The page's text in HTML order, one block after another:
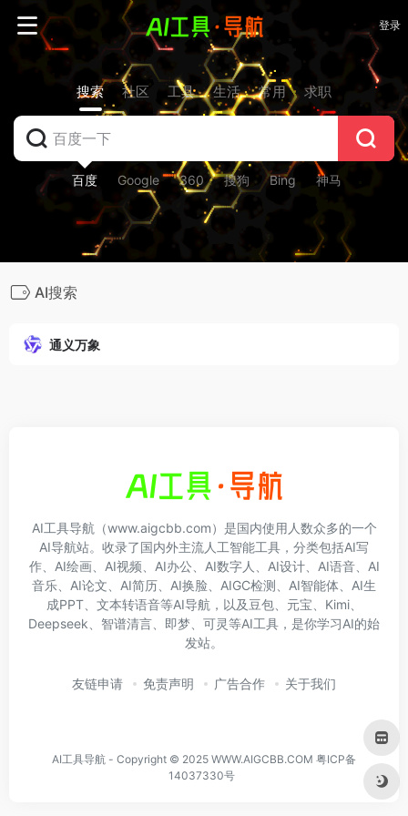
登录
搜索 社区 工具 生活 常用 求职
百度 Google 360 搜狗 Bing 神马
AI搜索
通义万象
AI工具导航（www.aigcbb.com）是国内使用人数众多的一个
AI导航站。收录了国内外主流人工智能工具，分类包括AI写
作、AI绘画、AI视频、AI办公、AI数字人、AI设计、AI语音、AI
音乐、AI论文、AI简历、AI换脸、AIGC检测、AI智能体、AI生
成PPT、文本转语音等AI导航，以及豆包、元宝、Kimi、
Deepseek、智谱清言、即梦、可灵等AI工具，是你学习AI的始
发站。
友链申请 免责声明 广告合作 关于我们
AI工具导航 - Copyright © 2025 WWW.AIGCBB.COM 粤ICP备
14037330号